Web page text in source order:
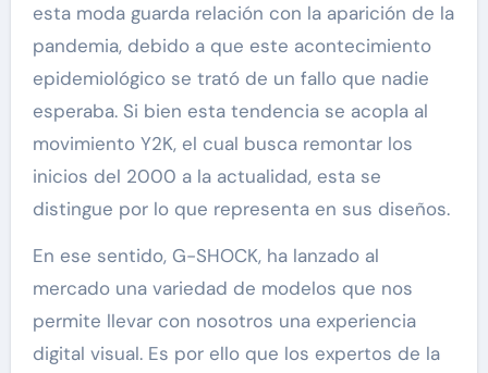
esta moda guarda relación con la aparición de la
pandemia, debido a que este acontecimiento
epidemiológico se trató de un fallo que nadie
esperaba. Si bien esta tendencia se acopla al
movimiento Y2K, el cual busca remontar los
inicios del 2000 a la actualidad, esta se
distingue por lo que representa en sus diseños.
En ese sentido, G-SHOCK, ha lanzado al
mercado una variedad de modelos que nos
permite llevar con nosotros una experiencia
digital visual. Es por ello que los expertos de la